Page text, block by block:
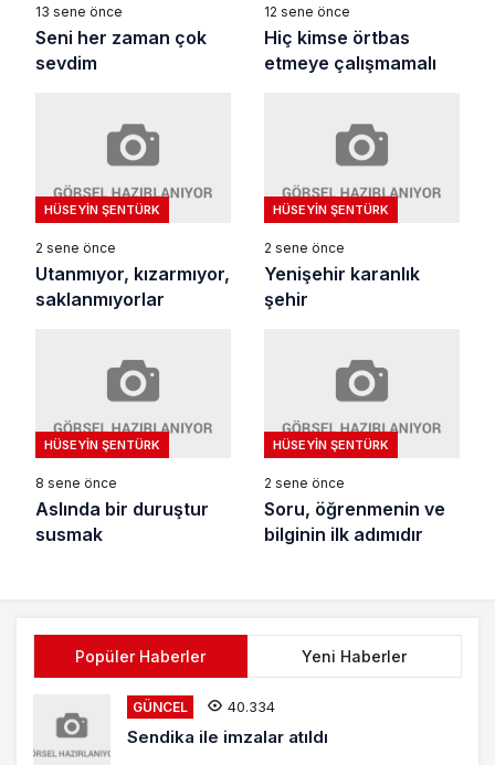
13 sene önce
Seni her zaman çok
sevdim
12 sene önce
Hiç kimse örtbas
etmeye çalışmamalı
HÜSEYIN ŞENTÜRK
2 sene önce
Utanmıyor, kızarmıyor,
saklanmıyorlar
HÜSEYIN ŞENTÜRK
2 sene önce
Yenişehir karanlık
şehir
HÜSEYIN ŞENTÜRK
8 sene önce
Aslında bir duruştur
susmak
HÜSEYIN ŞENTÜRK
2 sene önce
Soru, öğrenmenin ve
bilginin ilk adımıdır
Popüler Haberler Yeni Haberler
GÜNCEL 40.334
Sendika ile imzalar atıldı